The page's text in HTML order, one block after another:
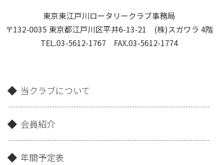
東京東江戸川ロータリークラブ事務局
〒132-0035 東京都江戸川区平井6-13-21 (株)スガワラ 4階
TEL.03-5612-1767 FAX.03-5612-1774
当クラブについて
会員紹介
年間予定表